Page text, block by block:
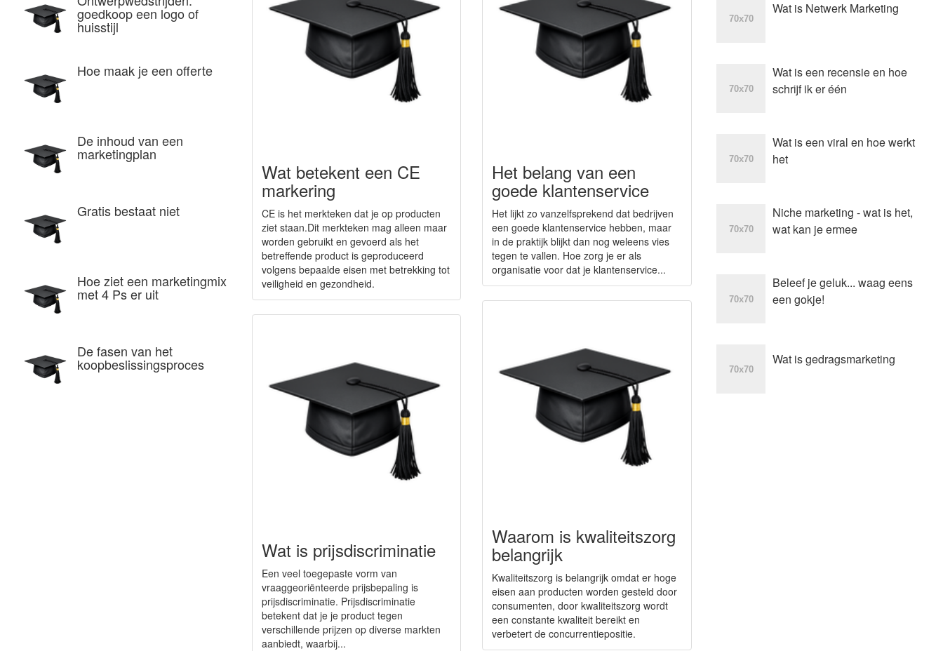
goedkoop een logo of
huisstijl
Hoe maak je een offerte
De inhoud van een
marketingplan
Gratis bestaat niet
Hoe ziet een marketingmix
met 4 Ps er uit
De fasen van het
koopbeslissingsproces
Wat betekent een CE
markering
CE is het merkteken dat je op producten
ziet staan.Dit merkteken mag alleen maar
worden gebruikt en gevoerd als het
betreffende product is geproduceerd
volgens bepaalde eisen met betrekking tot
veiligheid en gezondheid.
Wat is prijsdiscriminatie
Een veel toegepaste vorm van
vraaggeoriënteerde prijsbepaling is
prijsdiscriminatie. Prijsdiscriminatie
betekent dat je je product tegen
verschillende prijzen op diverse markten
aanbiedt, waarbij...
Het belang van een
goede klantenservice
Het lijkt zo vanzelfsprekend dat bedrijven
een goede klantenservice hebben, maar
in de praktijk blijkt dan nog weleens vies
tegen te vallen. Hoe zorg je er als
organisatie voor dat je klantenservice...
Waarom is kwaliteitszorg
belangrijk
Kwaliteitszorg is belangrijk omdat er hoge
eisen aan producten worden gesteld door
consumenten, door kwaliteitszorg wordt
een constante kwaliteit bereikt en
verbetert de concurrentiepositie.
Wat is Netwerk Marketing
Wat is een recensie en hoe
schrijf ik er één
Wat is een viral en hoe werkt
het
Niche marketing - wat is het,
wat kan je ermee
Beleef je geluk... waag eens
een gokje!
Wat is gedragsmarketing